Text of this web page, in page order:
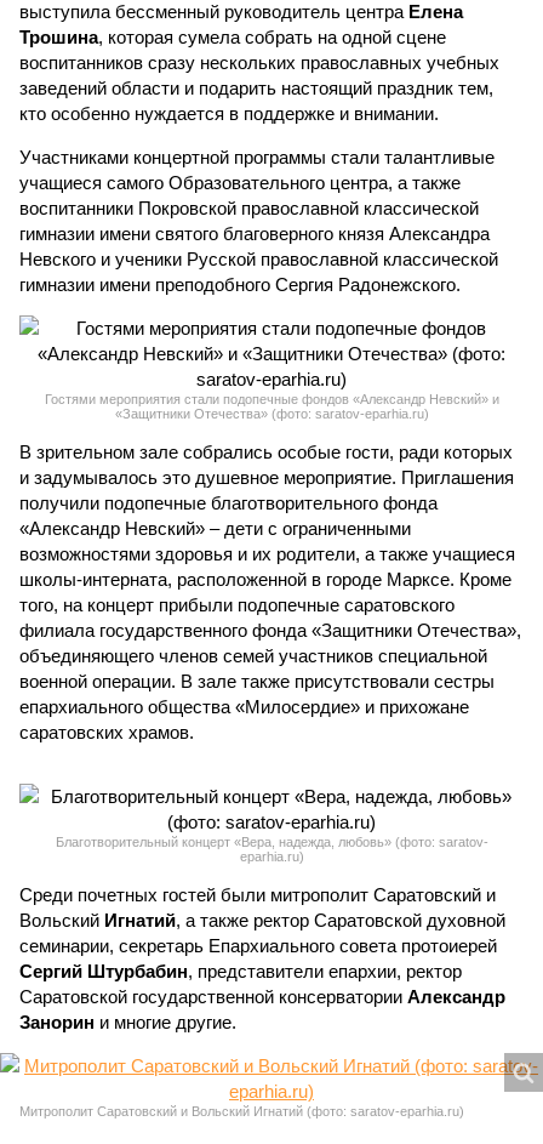
выступила бессменный руководитель центра Елена
Трошина, которая сумела собрать на одной сцене
воспитанников сразу нескольких православных учебных
заведений области и подарить настоящий праздник тем,
кто особенно нуждается в поддержке и внимании.
Участниками концертной программы стали талантливые
учащиеся самого Образовательного центра, а также
воспитанники Покровской православной классической
гимназии имени святого благоверного князя Александра
Невского и ученики Русской православной классической
гимназии имени преподобного Сергия Радонежского.
Гостями мероприятия стали подопечные фондов «Александр Невский» и
«Защитники Отечества» (фото: saratov-eparhia.ru)
В зрительном зале собрались особые гости, ради которых
и задумывалось это душевное мероприятие. Приглашения
получили подопечные благотворительного фонда
«Александр Невский» – дети с ограниченными
возможностями здоровья и их родители, а также учащиеся
школы-интерната, расположенной в городе Марксе. Кроме
того, на концерт прибыли подопечные саратовского
филиала государственного фонда «Защитники Отечества»,
объединяющего членов семей участников специальной
военной операции. В зале также присутствовали сестры
епархиального общества «Милосердие» и прихожане
саратовских храмов.
Благотворительный концерт «Вера, надежда, любовь» (фото: saratov-
eparhia.ru)
Среди почетных гостей были митрополит Саратовский и
Вольский Игнатий, а также ректор Саратовской духовной
семинарии, секретарь Епархиального совета протоиерей
Сергий Штурбабин, представители епархии, ректор
Саратовской государственной консерватории Александр
Занорин и многие другие.
Митрополит Саратовский и Вольский Игнатий (фото: saratov-eparhia.ru)